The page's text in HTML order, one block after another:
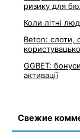
ризику для
Коли літні
Beton: слоти,
GGBET:
активації
Свежие